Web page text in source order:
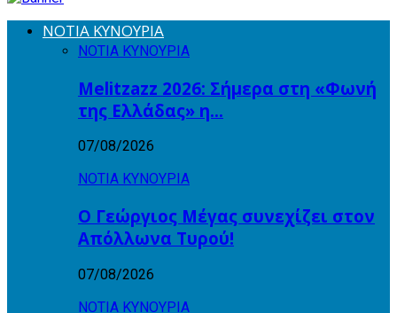
ΝΟΤΙΑ ΚΥΝΟΥΡΙΑ
ΝΟΤΙΑ ΚΥΝΟΥΡΙΑ
Melitzazz 2026: Σήμερα στη «Φωνή
της Ελλάδας» η…
07/08/2026
ΝΟΤΙΑ ΚΥΝΟΥΡΙΑ
Ο Γεώργιος Μέγας συνεχίζει στον
Απόλλωνα Τυρού!
07/08/2026
ΝΟΤΙΑ ΚΥΝΟΥΡΙΑ